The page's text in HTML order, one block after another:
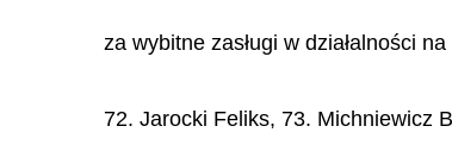
za wybitne zasługi w działalności
72. Jarocki Feliks, 73. Michniewicz